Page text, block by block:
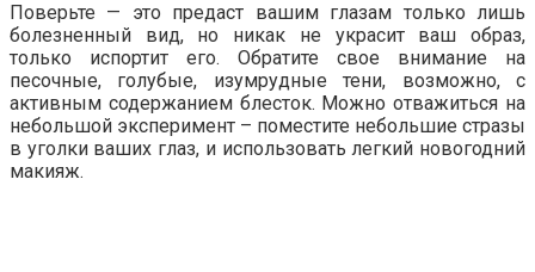
Поверьте — это предаст вашим глазам только лишь
болезненный вид, но никак не украсит ваш образ,
только испортит его. Обратите свое внимание на
песочные, голубые, изумрудные тени, возможно, с
активным содержанием блесток. Можно отважиться на
небольшой эксперимент – поместите небольшие стразы
в уголки ваших глаз, и использовать легкий новогодний
макияж.